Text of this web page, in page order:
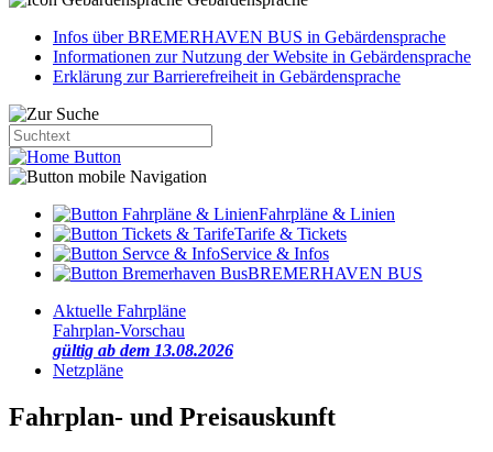
Infos über BREMERHAVEN BUS in Gebärdensprache
Informationen zur Nutzung der Website in Gebärdensprache
Erklärung zur Barrierefreiheit in Gebärdensprache
Fahrpläne & Linien
Tarife & Tickets
Service & Infos
BREMERHAVEN BUS
Aktuelle Fahrpläne
Fahrplan-Vorschau
gültig ab dem 13.08.2026
Netzpläne
Fahrplan- und Preisauskunft